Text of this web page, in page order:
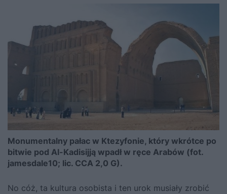
Monumentalny pałac w Ktezyfonie, który wkrótce po
bitwie pod Al-Kadisijją wpadł w ręce Arabów (fot.
jamesdale10; lic. CCA 2,0 G).
No cóż, ta kultura osobista i ten urok musiały zrobić